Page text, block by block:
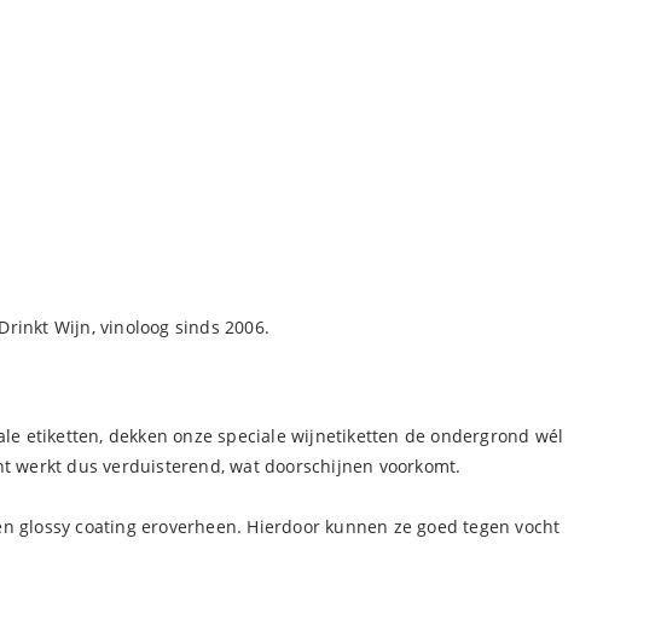
Wijn, vinoloog sinds 2006.
etiketten, dekken onze speciale wijnetiketten de ondergrond wél
werkt dus verduisterend, wat doorschijnen voorkomt.
glossy coating eroverheen. Hierdoor kunnen ze goed tegen vocht